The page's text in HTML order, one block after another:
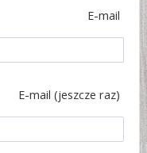
E-mail
E-mail (jeszcze raz)